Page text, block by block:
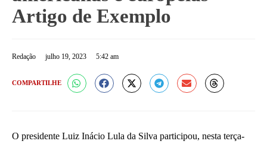
Artigo de Exemplo
Redação julho 19, 2023 5:42 am
COMPARTILHE
O presidente Luiz Inácio Lula da Silva participou, nesta terça-